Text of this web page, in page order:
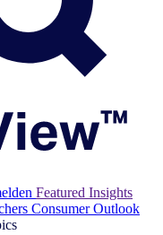
Featured Insights
Consumer Outlook